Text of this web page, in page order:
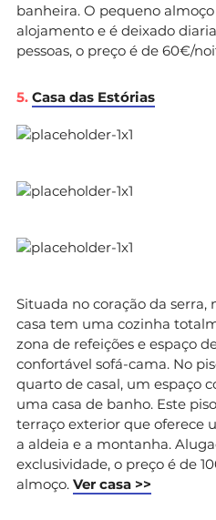
banheira. O pequeno
alojamento e é deixado
pessoas, o preço é de 60€/
5. Casa das Estórias
Situada no coração da serra,
casa tem uma cozinha
zona de refeições e espaço
confortável sofá-cama. No
quarto de casal, um espaço
uma casa de banho. Este
terraço exterior que oferece
a aldeia e a montanha.
exclusividade, o preço é de
almoço. Ver casa >>